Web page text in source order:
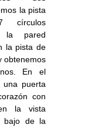
la pista
la pared
la pista de
obtenemos
En el
una puerta
con
la vista
bajo de la